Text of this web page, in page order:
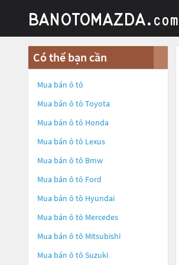
Có thể bạn cần
Mua bán ô tô
Mua bán ô tô Toyota
Mua bán ô tô Honda
Mua bán ô tô Lexus
Mua bán ô tô Bmw
Mua bán ô tô Ford
Mua bán ô tô Hyundai
Mua bán ô tô Mercedes
Mua bán ô tô Mitsubishi
Mua bán ô tô Suzuki